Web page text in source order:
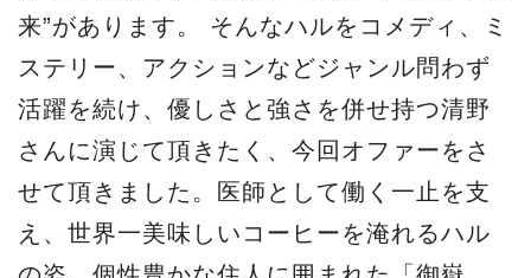
来”があります。 そんなハルをコメディ、ミ
ステリー、アクションなどジャンル問わず
活躍を続け、優しさと強さを併せ持つ清野
さんに演じて頂きたく、今回オファーをさ
せて頂きました。医師として働く一止を支
え、世界一美味しいコーヒーを淹れるハル